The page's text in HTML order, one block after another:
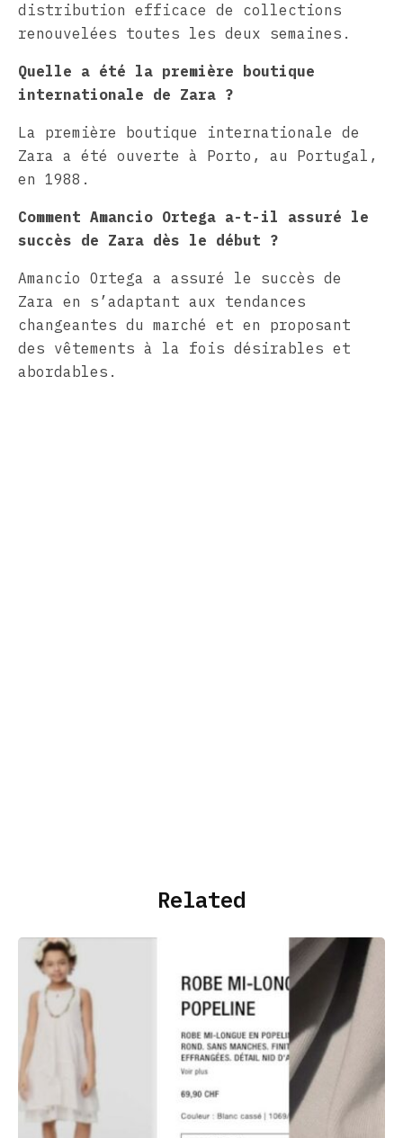
distribution efficace de collections
renouvelées toutes les deux semaines.
Quelle a été la première boutique
internationale de Zara ?
La première boutique internationale de
Zara a été ouverte à Porto, au Portugal,
en 1988.
Comment Amancio Ortega a-t-il assuré le
succès de Zara dès le début ?
Amancio Ortega a assuré le succès de
Zara en s’adaptant aux tendances
changeantes du marché et en proposant
des vêtements à la fois désirables et
abordables.
Related